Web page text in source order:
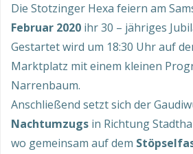
Die Stotzinger Hexa feiern am
Februar 2020 ihr 30 – jähriges
Gestartet wird um 18:30 Uhr auf
Marktplatz mit einem kleinen
Narrenbaum.
Anschließend setzt sich der
Nachtumzugs in Richtung
wo gemeinsam auf dem